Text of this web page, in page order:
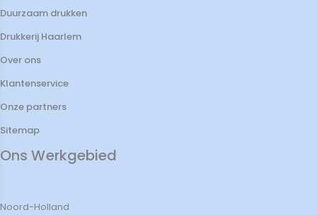
Duurzaam drukken
Drukkerij Haarlem
Over ons
Klantenservice
Onze partners
Sitemap
Ons Werkgebied
Noord-Holland